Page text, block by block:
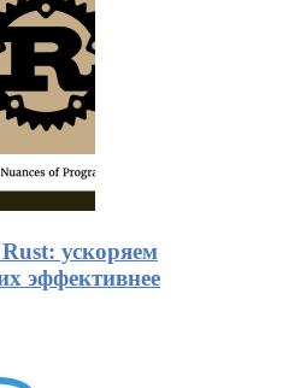
ускоряем
эффективнее